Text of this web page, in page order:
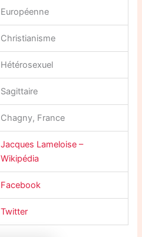
Européenne
Christianisme
Hétérosexuel
Sagittaire
Chagny, France
Jacques Lameloise –
Wikipédia
Facebook
Twitter